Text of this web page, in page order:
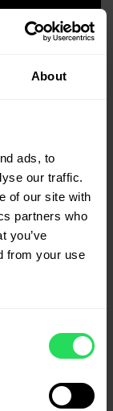
About
ads, to
our traffic.
of our site with
partners who
you’ve
from your use
Semințe decorticate de cânepă 500 g
lei